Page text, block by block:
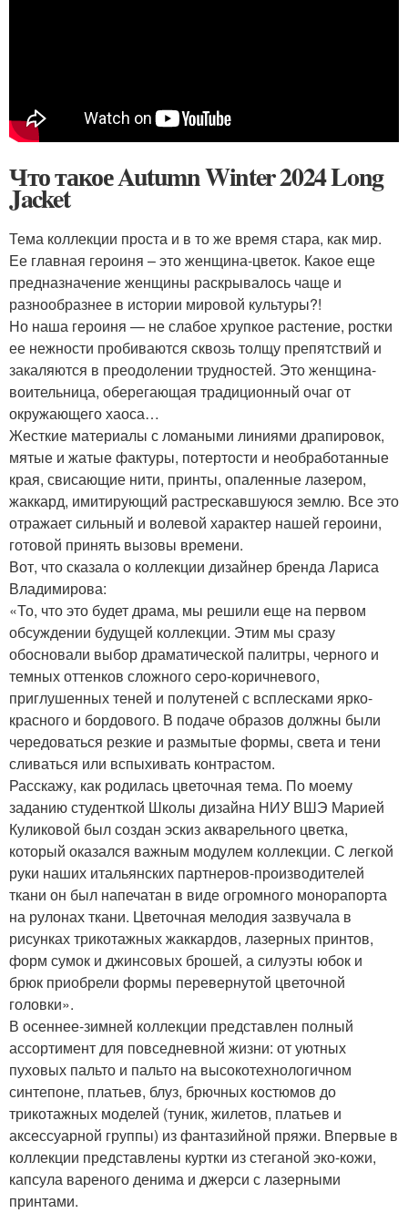
Что такое Autumn Winter 2024 Long
Jacket
Тема коллекции проста и в то же время стара, как мир.
Ее главная героиня – это женщина-цветок. Какое еще
предназначение женщины раскрывалось чаще и
разнообразнее в истории мировой культуры?!
Но наша героиня — не слабое хрупкое растение, ростки
ее нежности пробиваются сквозь толщу препятствий и
закаляются в преодолении трудностей. Это женщина-
воительница, оберегающая традиционный очаг от
окружающего хаоса…
Жесткие материалы с ломаными линиями драпировок,
мятые и жатые фактуры, потертости и необработанные
края, свисающие нити, принты, опаленные лазером,
жаккард, имитирующий растрескавшуюся землю. Все это
отражает сильный и волевой характер нашей героини,
готовой принять вызовы времени.
Вот, что сказала о коллекции дизайнер бренда Лариса
Владимирова:
«То, что это будет драма, мы решили еще на первом
обсуждении будущей коллекции. Этим мы сразу
обосновали выбор драматической палитры, черного и
темных оттенков сложного серо-коричневого,
приглушенных теней и полутеней с всплесками ярко-
красного и бордового. В подаче образов должны были
чередоваться резкие и размытые формы, света и тени
сливаться или вспыхивать контрастом.
Расскажу, как родилась цветочная тема. По моему
заданию студенткой Школы дизайна НИУ ВШЭ Марией
Куликовой был создан эскиз акварельного цветка,
который оказался важным модулем коллекции. С легкой
руки наших итальянских партнеров-производителей
ткани он был напечатан в виде огромного монорапорта
на рулонах ткани. Цветочная мелодия зазвучала в
рисунках трикотажных жаккардов, лазерных принтов,
форм сумок и джинсовых брошей, а силуэты юбок и
брюк приобрели формы перевернутой цветочной
головки».
В осеннее-зимней коллекции представлен полный
ассортимент для повседневной жизни: от уютных
пуховых пальто и пальто на высокотехнологичном
синтепоне, платьев, блуз, брючных костюмов до
трикотажных моделей (туник, жилетов, платьев и
аксессуарной группы) из фантазийной пряжи. Впервые в
коллекции представлены куртки из стеганой эко-кожи,
капсула вареного денима и джерси с лазерными
принтами.